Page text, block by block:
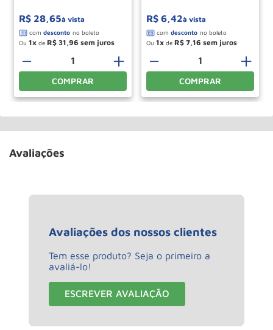
R$ 28 65à vista
Ou 1 de R$ 31 96
＋
－
COMPRAR
R$ 6 42à vista
Ou 1 de R$ 7 16
＋
－
COMPRAR
Avaliações
Avaliações dos nossos clientes
Tem esse produto? Seja o primeiro a
avaliá-lo!
ESCREVER AVALIAÇÃO